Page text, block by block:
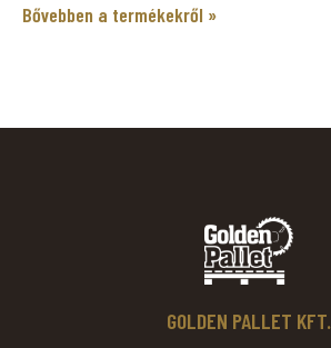
Bővebben a termékekről »
GOLDEN PALLET KFT.